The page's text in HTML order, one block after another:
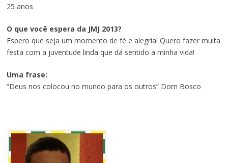
25 anos
O que você espera da JMJ 2013?
Espero que seja um momento de fé e alegria! Quero fazer muita
festa com a juventude linda que dá sentido a minha vida!
Uma frase:
“Deus nos colocou no mundo para os outros” Dom Bosco